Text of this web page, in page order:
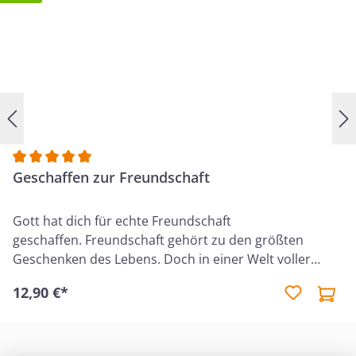
Durchschnittliche Bewertung von 5 von 5 Sternen
Geschaffen zur Freundschaft
Gott hat dich für echte Freundschaft
geschaffen. Freundschaft gehört zu den größten
Geschenken des Lebens. Doch in einer Welt voller
echte Verbundenheit oft auf der Strecke. Dieses Buch
12,90 €*